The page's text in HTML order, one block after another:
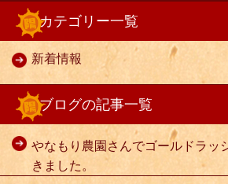
カテゴリー一覧
新着情報
ブログの記事一覧
やなもり農園さんでゴールドラッ
きました。